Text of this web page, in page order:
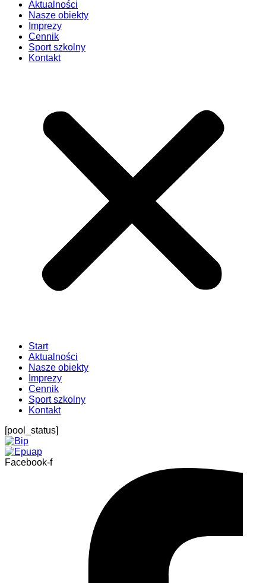
Aktualności
Nasze obiekty
Imprezy
Cennik
Sport szkolny
Kontakt
Start
Aktualności
Nasze obiekty
Imprezy
Cennik
Sport szkolny
Kontakt
[pool_status]
Facebook-f